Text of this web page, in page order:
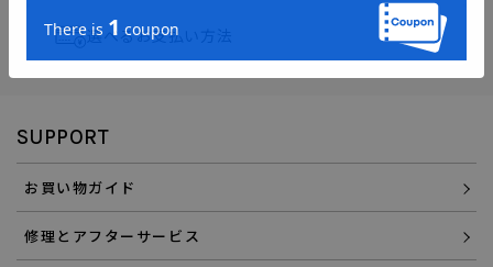
選べるお支払い方法
SUPPORT
お買い物ガイド
修理とアフターサービス